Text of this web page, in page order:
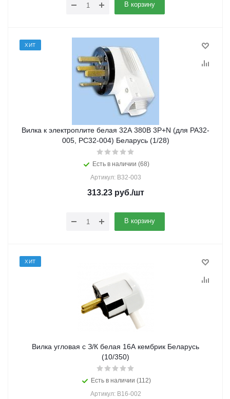
В корзину
ХИТ
Вилка к электроплите белая 32А 380В 3Р+N (для РА32-
005, РС32-004) Беларусь (1/28)
Есть в наличии (68)
Артикул: В32-003
313.23руб./шт
В корзину
ХИТ
Вилка угловая с З/К белая 16А кембрик Беларусь
(10/350)
Есть в наличии (112)
Артикул: В16-002